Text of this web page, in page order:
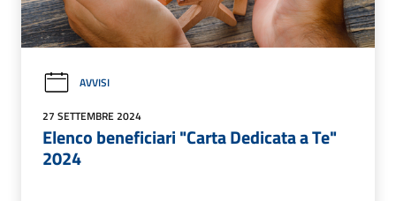
AVVISI
27 SETTEMBRE 2024
Elenco beneficiari "Carta Dedicata a Te"
2024